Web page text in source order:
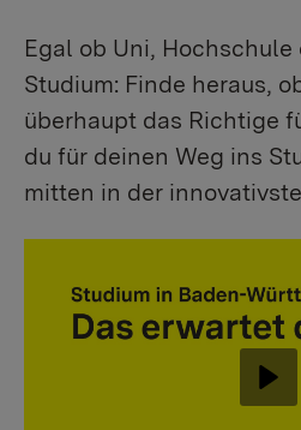
Egal ob Uni, Hochschule
Studium: Finde heraus,
überhaupt das Richtige
du für deinen Weg ins
mitten in der